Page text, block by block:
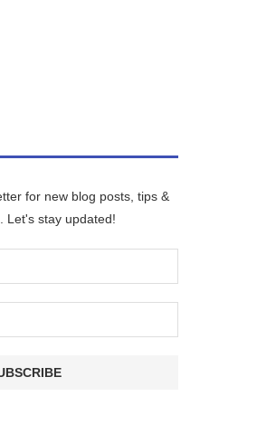
for new blog posts, tips &
Let's stay updated!